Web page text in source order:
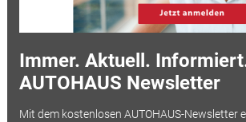
Immer. Aktuell.
AUTOHAUS Newsletter
Mit dem kostenlosen AUTOHAUS-Newsletter